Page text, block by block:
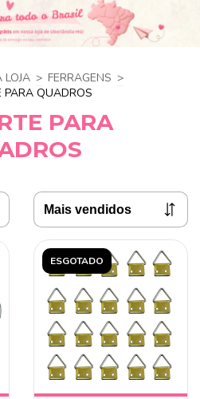
LOJA > FERRAGENS >
PARA QUADROS
PARA
ESGOTADO